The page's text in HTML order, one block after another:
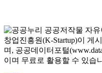
창업진흥원(K-Startup)이 게
며, 공공데이터포털
이며 무료로 활용할 수 있습